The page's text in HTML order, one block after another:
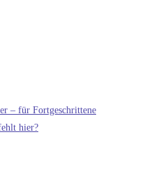
– für Fortgeschrittene
hier?